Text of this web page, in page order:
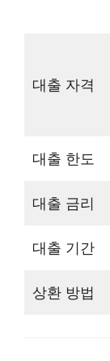
대출 자격
대출 한도
대출 금리
대출 기간
상환 방법